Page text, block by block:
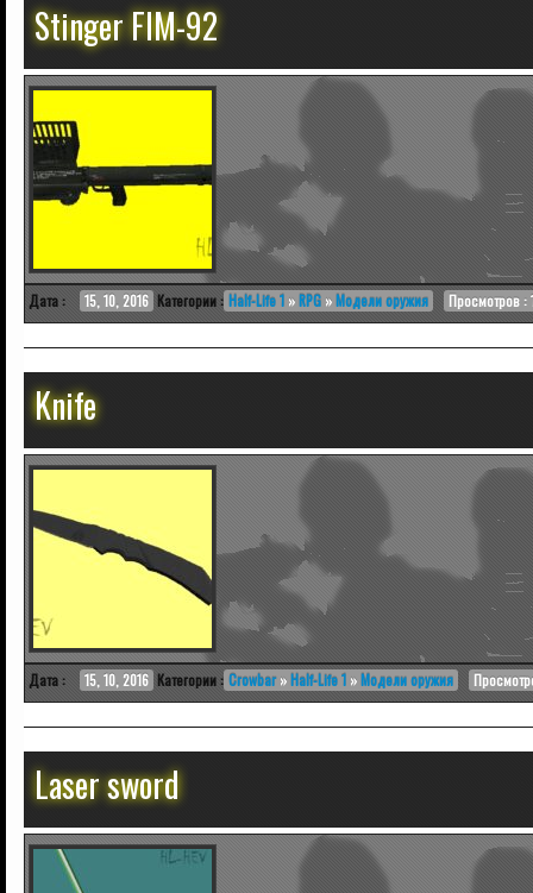
Stinger FIM-92
Дата : 15, 10, 2016 Категории : Half-Life 1 »RPG »Модели оружия Просмотров :
Knife
Дата : 15, 10, 2016 Категории : Crowbar»Half-Life 1 »Модели оружия
Laser sword